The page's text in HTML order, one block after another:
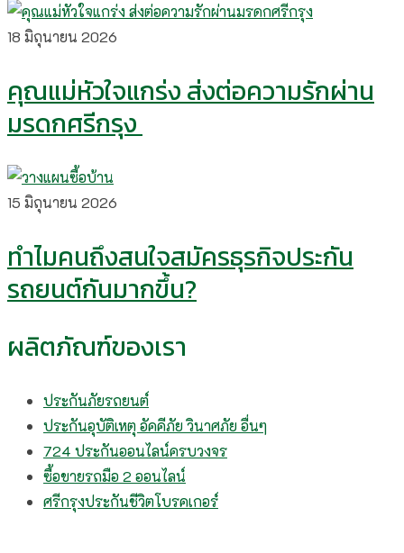
18 มิถุนายน 2026
คุณแม่หัวใจแกร่ง ส่งต่อความรักผ่าน
มรดกศรีกรุง
15 มิถุนายน 2026
ทำไมคนถึงสนใจสมัครธุรกิจประกัน
รถยนต์กันมากขึ้น?
ผลิตภัณฑ์ของเรา
ประกันภัยรถยนต์
ประกันอุบัติเหตุ อัคคีภัย วินาศภัย อื่นๆ
724 ประกันออนไลน์ครบวงจร
ซื้อขายรถมือ 2 ออนไลน์
ศรีกรุงประกันชีวิตโบรคเกอร์